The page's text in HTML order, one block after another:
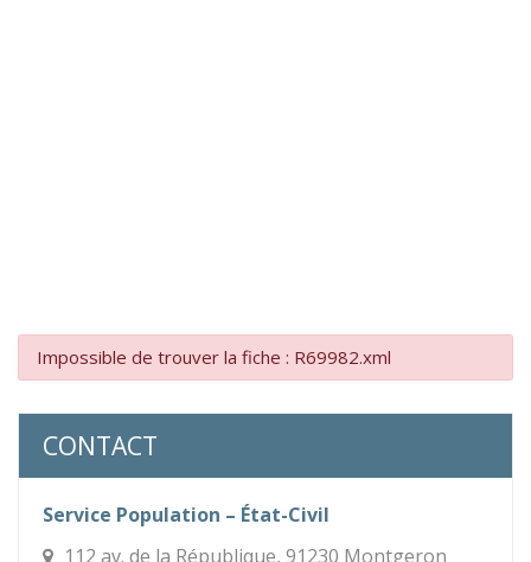
Impossible de trouver la fiche : R69982.xml
CONTACT
Service Population – État-Civil
112 av. de la République, 91230 Montgeron